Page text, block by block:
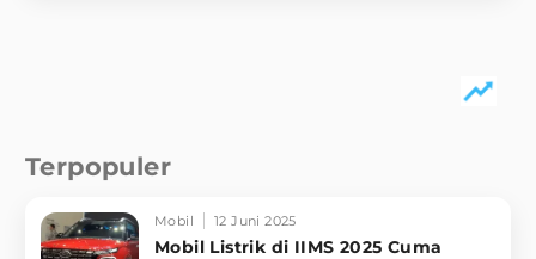
Terpopuler
Mobil 12 Juni 2025
Mobil Listrik di IIMS 2025 Cuma